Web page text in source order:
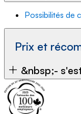
Possibilités de
Prix et
&nbsp;-